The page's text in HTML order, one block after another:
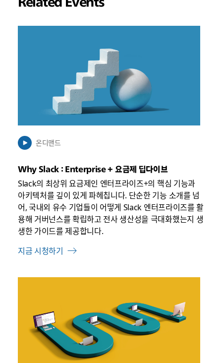
릴
수
있
온디맨드
Why Slack : Enterprise + 요금제 딥다이브
Slack의 최상위 요금제인 엔터프라이즈+의 핵심 기능과
아키텍처를 깊이 있게 파헤칩니다. 단순한 기능 소개를 넘
어, 국내외 유수 기업들이 어떻게 Slack 엔터프라이즈를 활
용해 거버넌스를 확립하고 전사 생산성을 극대화했는지 생
생한 가이드를 제공합니다.
지금 시청하기